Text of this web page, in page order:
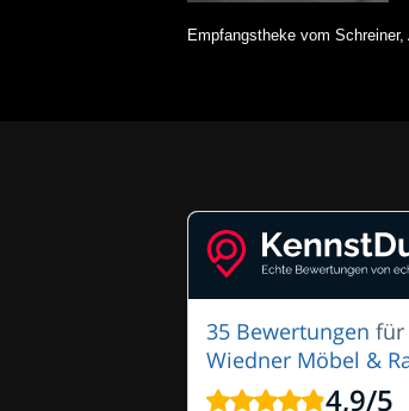
Empfangstheke vom
35 Bewertungen für
Wiedner Möbel &
4,9/5